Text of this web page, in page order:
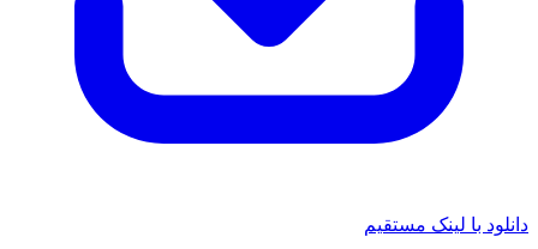
دانلود با لینک مستقیم